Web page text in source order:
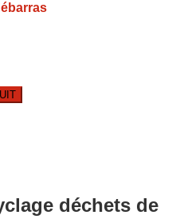
déchets de